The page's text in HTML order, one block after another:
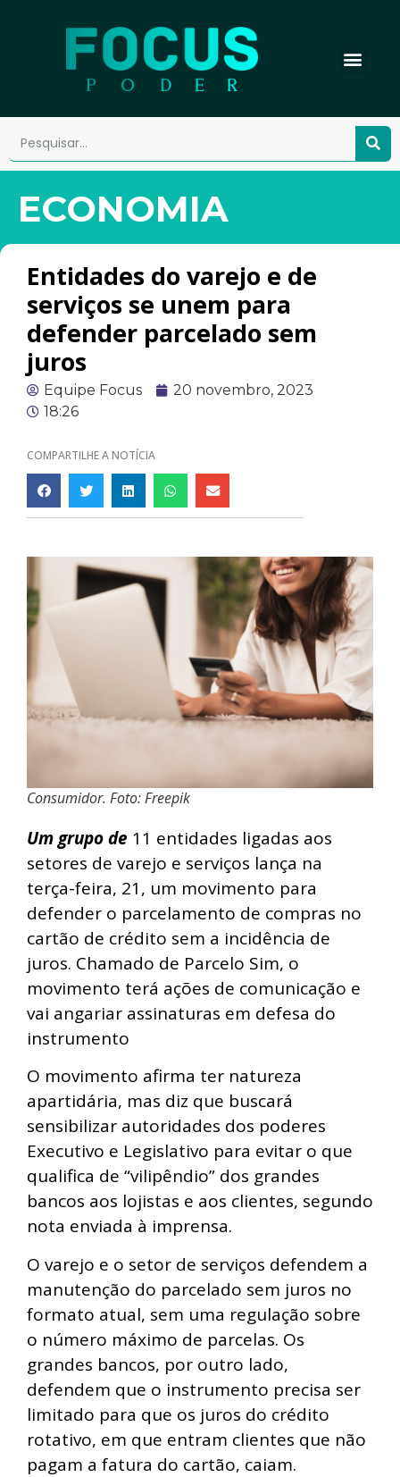
ECONOMIA
Entidades do varejo e de
serviços se unem para
defender parcelado sem
juros
Equipe Focus
20 novembro, 2023
18:26
COMPARTILHE A NOTÍCIA
Consumidor. Foto: Freepik
Um grupo de 11 entidades ligadas aos
setores de varejo e serviços lança na
terça-feira, 21, um movimento para
defender o parcelamento de compras no
cartão de crédito sem a incidência de
juros. Chamado de Parcelo Sim, o
movimento terá ações de comunicação e
vai angariar assinaturas em defesa do
instrumento
O movimento afirma ter natureza
apartidária, mas diz que buscará
sensibilizar autoridades dos poderes
Executivo e Legislativo para evitar o que
qualifica de “vilipêndio” dos grandes
bancos aos lojistas e aos clientes, segundo
nota enviada à imprensa.
O varejo e o setor de serviços defendem a
manutenção do parcelado sem juros no
formato atual, sem uma regulação sobre
o número máximo de parcelas. Os
grandes bancos, por outro lado,
defendem que o instrumento precisa ser
limitado para que os juros do crédito
rotativo, em que entram clientes que não
pagam a fatura do cartão, caiam.